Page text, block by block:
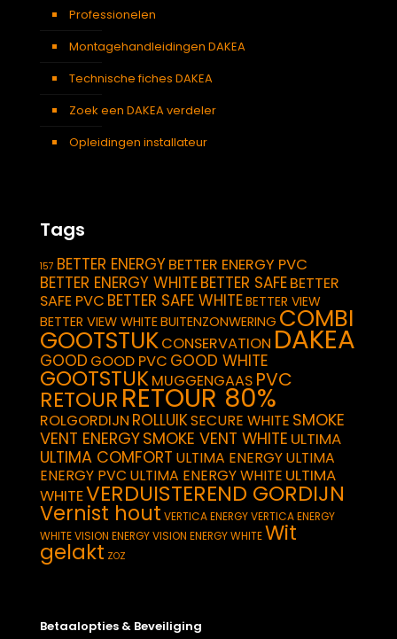
Professionelen
Montagehandleidingen DAKEA
Technische fiches DAKEA
Zoek een DAKEA verdeler
Opleidingen installateur
Tags
157 BETTER ENERGYBETTER ENERGY PVC
BETTER ENERGY WHITEBETTER SAFEBETTER
SAFE PVC BETTER SAFE WHITEBETTER VIEW
BETTER VIEW WHITEBUITENZONWERING COMBI
GOOTSTUKCONSERVATION DAKEA
GOOD GOOD PVC GOOD WHITE
GOOTSTUKMUGGENGAAS PVC
RETOUR RETOUR 80%
ROLGORDIJN ROLLUIKSECURE WHITE SMOKE
VENT ENERGYSMOKE VENT WHITE ULTIMA
ULTIMA COMFORT ULTIMA ENERGYULTIMA
ENERGY PVC ULTIMA ENERGY WHITE ULTIMA
WHITEVERDUISTEREND GORDIJN
Vernist hout VERTICA ENERGYVERTICA ENERGY
WHITEVISION ENERGYVISION ENERGY WHITEWit
gelakt ZOZ
Betaalopties & Beveiliging